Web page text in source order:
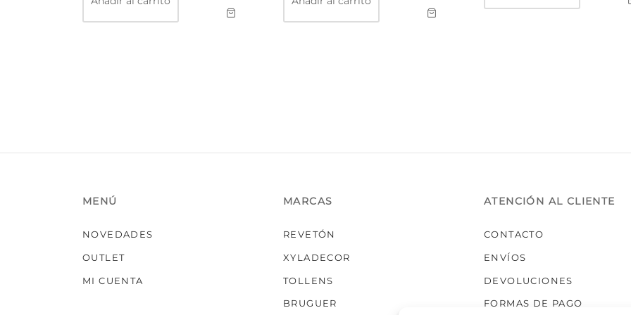
MENÚ
NOVEDADES
OUTLET
MI CUENTA
MARCAS
REVETÓN
XYLADECOR
TOLLENS
BRUGUER
ATENCIÓN AL CLIENTE
CONTACTO
ENVÍOS
DEVOLUCIONES
FORMAS DE PAGO